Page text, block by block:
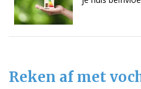
Reken af met